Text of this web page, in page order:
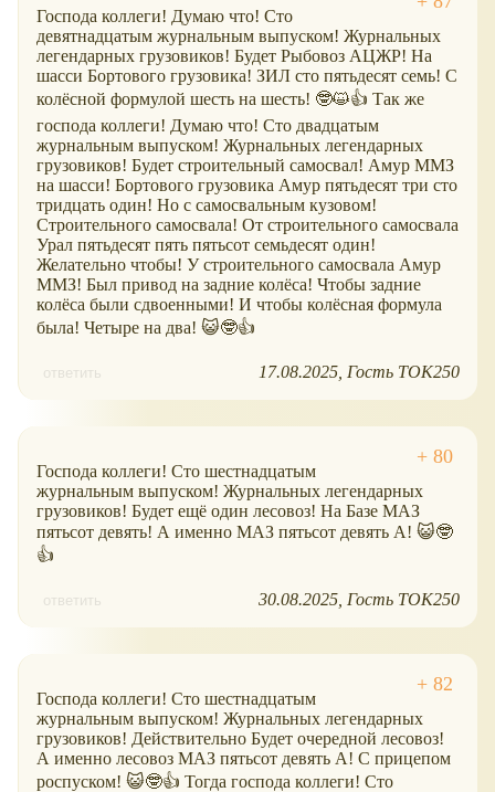
Господа коллеги! Думаю что! Сто
девятнадцатым журнальным выпуском! Журнальных
легендарных грузовиков! Будет Рыбовоз АЦЖР! На
шасси Бортового грузовика! ЗИЛ сто пятьдесят семь! С
колёсной формулой шесть на шесть! 🤓😺👍 Так же
господа коллеги! Думаю что! Сто двадцатым
журнальным выпуском! Журнальных легендарных
грузовиков! Будет строительный самосвал! Амур ММЗ
на шасси! Бортового грузовика Амур пятьдесят три сто
тридцать один! Но с самосвальным кузовом!
Строительного самосвала! От строительного самосвала
Урал пятьдесят пять пятьсот семьдесят один!
Желательно чтобы! У строительного самосвала Амур
ММЗ! Был привод на задние колёса! Чтобы задние
колёса были сдвоенными! И чтобы колёсная формула
была! Четыре на два! 😺🤓👍
ответить 17.08.2025 Гость ТОК250
Господа коллеги! Сто шестнадцатым
журнальным выпуском! Журнальных легендарных
грузовиков! Будет ещё один лесовоз! На Базе МАЗ
пятьсот девять! А именно МАЗ пятьсот девять А! 😺🤓
👍
ответить 30.08.2025 Гость ТОК250
Господа коллеги! Сто шестнадцатым
журнальным выпуском! Журнальных легендарных
грузовиков! Действительно Будет очередной лесовоз!
А именно лесовоз МАЗ пятьсот девять А! С прицепом
роспуском! 😺🤓👍 Тогда господа коллеги! Сто